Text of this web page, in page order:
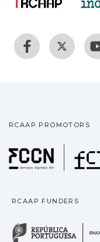
RCAAP PROMOTORS
RCAAP FUNDERS